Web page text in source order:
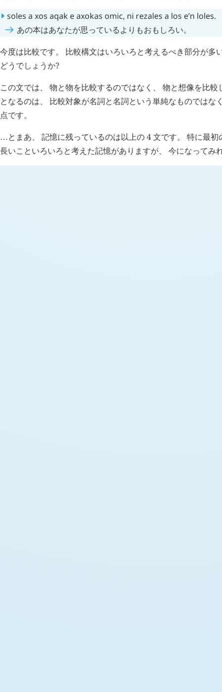
soles a xos aqak eaxokas omic, ni rezales a los e’n loles.
あの本はあなたが思っているよりもおもしろい。
今度は比較です。 比較構文はいろいろと考えるべき部分が多
どうでしょうか?
この文では、 物と物を比較するのではなく、 物と想像を比
となるのは、 比較対象が名詞と名詞という単純なものではな
点です。
…とまあ、 記憶に残っているのは以上の 4 文です。 特に最
長いこといろいろと考えた記憶がありますが、 今になってみ